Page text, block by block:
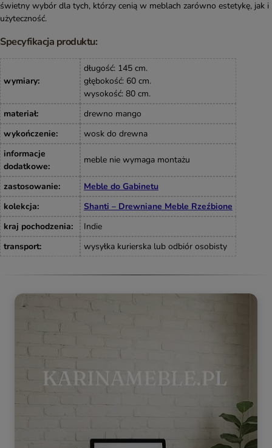
świetny wybór dla tych, którzy cenią w meblach zarówno estetykę, jak i
użyteczność.
Specyfikacja produktu:
wymiary:
długość: 145 cm.
głębokość: 60 cm.
wysokość: 80 cm.
materiał:
drewno mango
wykończenie:
wosk do drewna
informacje
dodatkowe:
meble nie wymaga montażu
zastosowanie:
Meble do Gabinetu
kolekcja:
Shanti – Drewniane Meble Rzeźbione
kraj pochodzenia:
Indie
transport: wysyłka kurierska lub odbiór osobisty